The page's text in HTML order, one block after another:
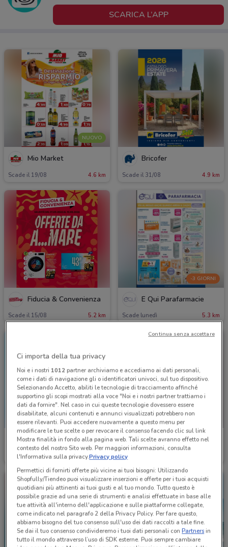
SCARICA L’APP
NUOVO
Mio Market
Scade il 19/08 4.6 km
Bricofer
Scade il 31/08 4.9 km
Fiducia & Convenienza
Scade il 15/08 5.2 km
-3 GIORNI
É Qui Parafarmacie
Scade lunedì 5.3 km
Nero Giardini
Scade il 31/08 5.4 km
Nero Giardini
Scade il 31/08
Ci importa della tua privacy
Noi e i nostri 1012partner archiviamo e accediamo ai dati personali,
come i dati di navigazione gli o identificatori univoci, sul tuo dispositivo.
Selezionando Accetto, abiliti le tecnologie di tracciamento affinché
supportino gli scopi mostrati alla voce "Noi e i nostri partner trattiamo i
dati da fornire". Nel caso in cui queste tecnologie dovessero essere
disabilitate, alcuni contenuti e annunci visualizzati potrebbero non
essere rilevanti. Puoi accedere nuovamente a questo menu per
modificare le tue scelte o per revocare il consenso facendo clic sul link
Mostra finalità in fondo alla pagina web. Tali scelte avranno effetto nel
contesto del nostro Sito web. Per maggiori informazioni, consulta
l'Informativa sulla privacy.Privacy policy
Permettici di fornirti offerte più vicine ai tuoi bisogni: Utilizzando
Shopfully/Tiendeo puoi visualizzare inserzioni e offerte per i tuoi acquisti
quotidiani più attinenti ai tuoi gusti e al tuo mondo. Tutto questo è
possibile grazie ad una serie di strumenti e analisi effettuate in base alle
tue attività all'interno dell'applicazione e sulle piattaforme collegate,
come indicato nel paragrafo 2 della Privacy Policy. Per fare questo,
abbiamo bisogno del tuo consenso sull'uso dei dati raccolti a tale fine.
Se dai il tuo consenso condivideremo i tuoi dati personali conPartnersin
tutto il mondo attraverso l’uso di SDK esterne. Puoi sempre cambiare
Continua senza accettare